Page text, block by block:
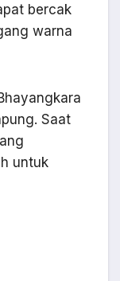
bercak
warna
Saat
untuk